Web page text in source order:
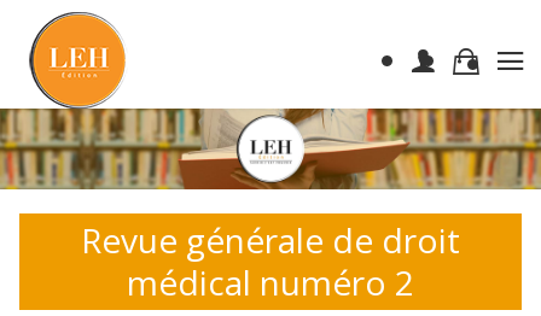
Revue générale de droit
médical numéro 2